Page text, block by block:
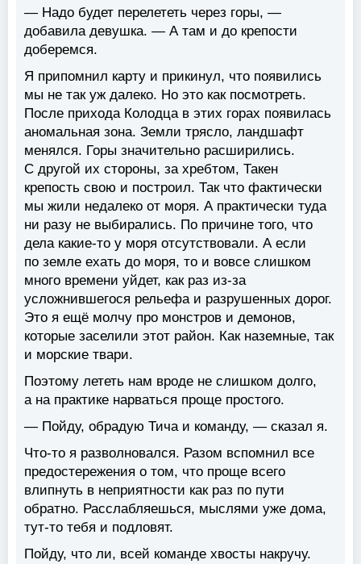
— Надо будет перелететь через горы, —
добавила девушка. — А там и до крепости
доберемся.
Я припомнил карту и прикинул, что появились
мы не так уж далеко. Но это как посмотреть.
После прихода Колодца в этих горах появилась
аномальная зона. Земли трясло, ландшафт
менялся. Горы значительно расширились.
С другой их стороны, за хребтом, Такен
крепость свою и построил. Так что фактически
мы жили недалеко от моря. А практически туда
ни разу не выбирались. По причине того, что
дела какие-то у моря отсутствовали. А если
по земле ехать до моря, то и вовсе слишком
много времени уйдет, как раз из-за
усложнившегося рельефа и разрушенных дорог.
Это я ещё молчу про монстров и демонов,
которые заселили этот район. Как наземные, так
и морские твари.
Поэтому лететь нам вроде не слишком долго,
а на практике нарваться проще простого.
— Пойду, обрадую Тича и команду, — сказал я.
Что-то я разволновался. Разом вспомнил все
предостережения о том, что проще всего
влипнуть в неприятности как раз по пути
обратно. Расслабляешься, мыслями уже дома,
тут-то тебя и подловят.
Пойду, что ли, всей команде хвосты накручу.